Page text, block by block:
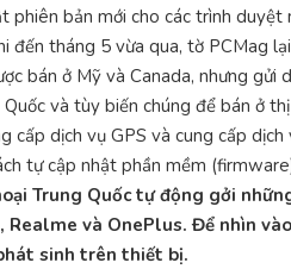
phiên bản mới cho các trình
đến tháng 5 vừa qua, tờ PCMag
bán ở Mỹ và Canada, nhưng
Quốc và tùy biến chúng để bán ở
cấp dịch vụ GPS và cung cấp
tự cập nhật phần mềm
Trung Quốc tự động gởi
Realme và OnePlus. Để nhìn
sinh trên thiết bị.